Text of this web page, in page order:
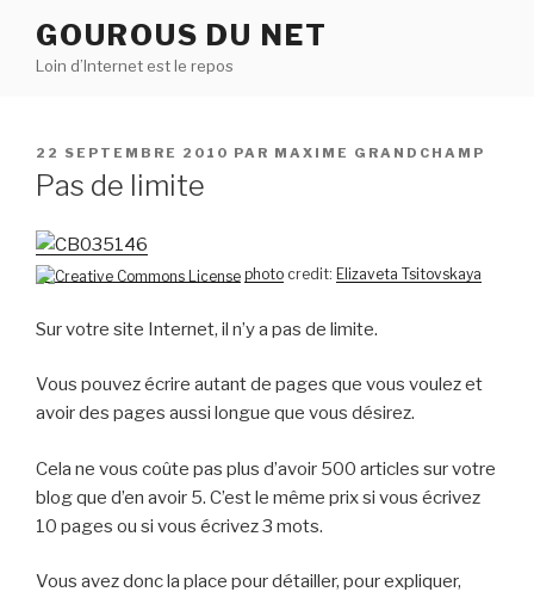
contenu
GOUROUS DU NET
Loin d’Internet est le repos
PUBLIÉ
LE
22 SEPTEMBRE 2010 PAR MAXIME GRANDCHAMP
Pas de limite
photo credit: Elizaveta Tsitovskaya
Sur votre site Internet, il n’y a pas de limite.
Vous pouvez écrire autant de pages que vous voulez et
avoir des pages aussi longue que vous désirez.
Cela ne vous coûte pas plus d’avoir 500 articles sur votre
blog que d’en avoir 5. C’est le même prix si vous écrivez
10 pages ou si vous écrivez 3 mots.
Vous avez donc la place pour détailler, pour expliquer,